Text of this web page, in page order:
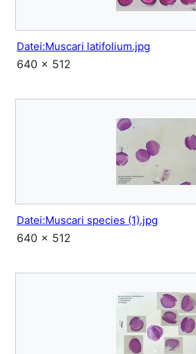
Datei:Muscari latifolium.jpg
640 × 512
Datei:Muscari species (1).jpg
640 × 512